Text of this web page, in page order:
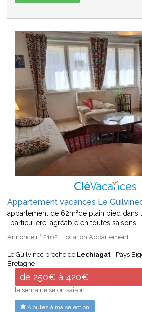
Appartement vacances Le
appartement de 62m²de plain pied dans
..particulière, agréable en toutes saisons..
Annonce n° 2162 | Location Appartement
Le Guilvinec proche de Lechiagat Pays
Bretagne
de 250€ à 420€
la semaine selon saison
Ajoutez à ma sélection